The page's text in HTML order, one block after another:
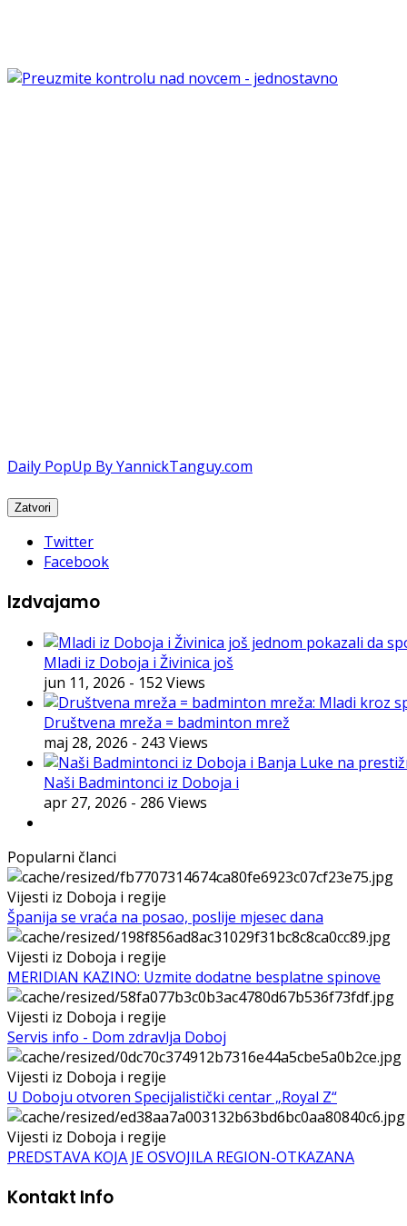
Daily PopUp By YannickTanguy.com
Twitter
Facebook
Izdvajamo
Mladi iz Doboja i Živinica još
jun 11, 2026 - 152 Views
Društvena mreža = badminton mrež
maj 28, 2026 - 243 Views
Naši Badmintonci iz Doboja i
apr 27, 2026 - 286 Views
Popularni članci
Vijesti iz Doboja i regije
Španija se vraća na posao, poslije mjesec dana
Vijesti iz Doboja i regije
MERIDIAN KAZINO: Uzmite dodatne besplatne spinove
Vijesti iz Doboja i regije
Servis info - Dom zdravlja Doboj
Vijesti iz Doboja i regije
U Doboju otvoren Specijalistički centar „Royal Z“
Vijesti iz Doboja i regije
PREDSTAVA KOJA JE OSVOJILA REGION-OTKAZANA
Kontakt Info